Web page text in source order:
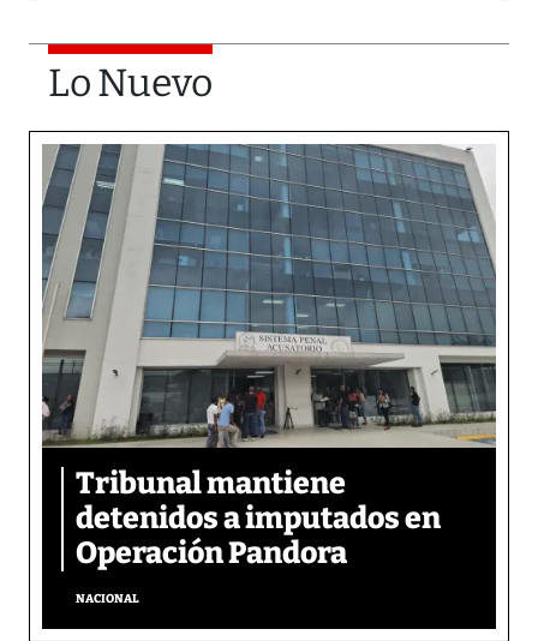
Lo Nuevo
Tribunal mantiene
detenidos a imputados en
Operación Pandora
NACIONAL